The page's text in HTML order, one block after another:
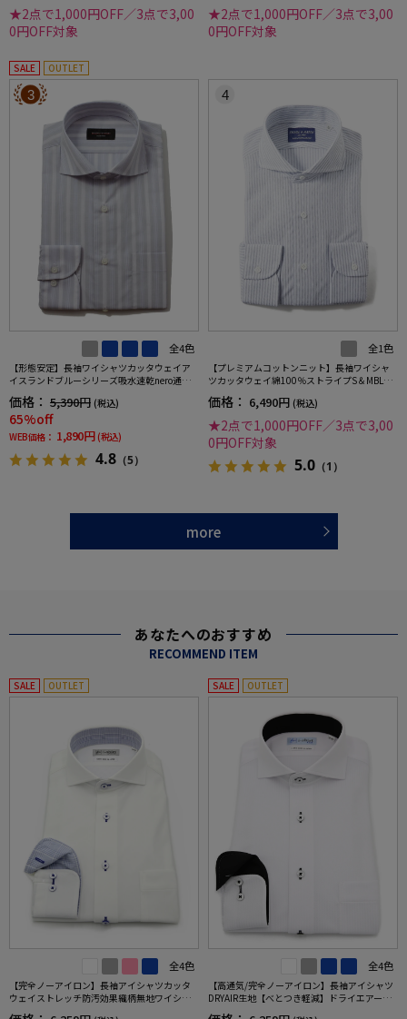
★2点で1,000円OFF／3点で3,00
0円OFF対象
★2点で1,000円OFF／3点で3,00
0円OFF対象
SALE OUTLET
3
全4色
【形態安定】長袖ワイシャツカッタウェイア
イスランドブルーシリーズ吸水速乾nero通年
価格： 5,390円 (税込)
65%off
WEB価格： 1,890円 (税込)
4.8 （5）
4
全1色
【プレミアムコットンニット】長袖ワイシャ
ツカッタウェイ綿100％ストライプS＆MBLUE
価格： 6,490円 (税込)
★2点で1,000円OFF／3点で3,00
0円OFF対象
5.0 （1）
more
あなたへのおすすめ
RECOMMEND ITEM
SALE OUTLET
全4色
【完全ノーアイロン】長袖アイシャツカッタ
ウェイストレッチ防汚効果織柄無地ワイシャ
SALE OUTLET
全4色
【高通気/完全ノーアイロン】長袖アイシャツ
DRYAIR生地【べとつき軽減】ドライエアー通